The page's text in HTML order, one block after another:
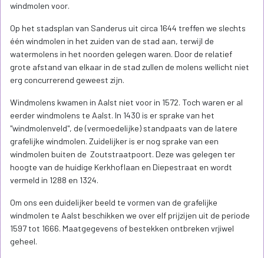
windmolen voor.
Op het stadsplan van Sanderus uit circa 1644 treffen we slechts
één windmolen in het zuiden van de stad aan, terwijl de
watermolens in het noorden gelegen waren. Door de relatief
grote afstand van elkaar in de stad zullen de molens wellicht niet
erg concurrerend geweest zijn.
Windmolens kwamen in Aalst niet voor in 1572. Toch waren er al
eerder windmolens te Aalst. In 1430 is er sprake van het
"windmolenveld", de (vermoedelijke) standpaats van de latere
grafelijke windmolen. Zuidelijker is er nog sprake van een
windmolen buiten de Zoutstraatpoort. Deze was gelegen ter
hoogte van de huidige Kerkhoflaan en Diepestraat en wordt
vermeld in 1288 en 1324.
Om ons een duidelijker beeld te vormen van de grafelijke
windmolen te Aalst beschikken we over elf prijzijen uit de periode
1597 tot 1666. Maatgegevens of bestekken ontbreken vrjiwel
geheel.